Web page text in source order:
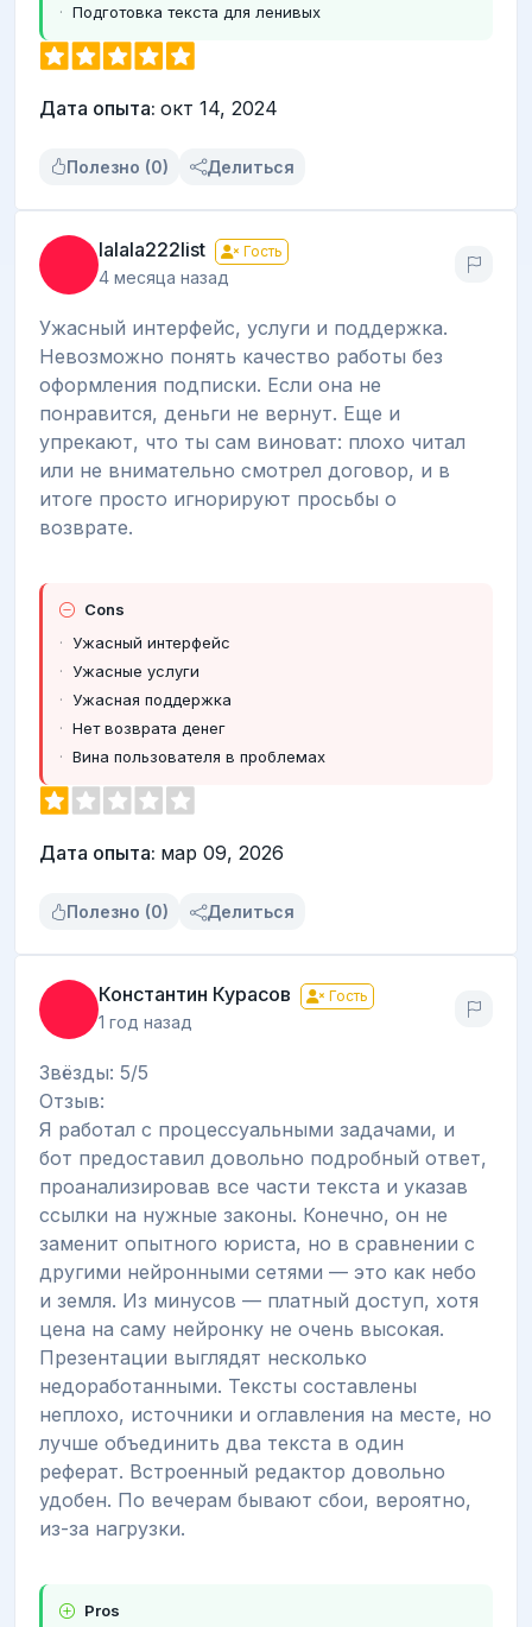
Подготовка текста для ленивых
Дата опыта: окт 14, 2024
Полезно (0) Делиться
lalala222list Гость
4 месяца назад
Ужасный интерфейс, услуги и поддержка.
Невозможно понять качество работы без
оформления подписки. Если она не
понравится, деньги не вернут. Еще и
упрекают, что ты сам виноват: плохо читал
или не внимательно смотрел договор, и в
итоге просто игнорируют просьбы о
возврате.
Cons
Ужасный интерфейс
Ужасные услуги
Ужасная поддержка
Нет возврата денег
Вина пользователя в проблемах
Дата опыта: мар 09, 2026
Полезно (0) Делиться
Константин Курасов Гость
1 год назад
Звёзды: 5/5
Отзыв:
Я работал с процессуальными задачами, и
бот предоставил довольно подробный ответ,
проанализировав все части текста и указав
ссылки на нужные законы. Конечно, он не
заменит опытного юриста, но в сравнении с
другими нейронными сетями — это как небо
и земля. Из минусов — платный доступ, хотя
цена на саму нейронку не очень высокая.
Презентации выглядят несколько
недоработанными. Тексты составлены
неплохо, источники и оглавления на месте, но
лучше объединить два текста в один
реферат. Встроенный редактор довольно
удобен. По вечерам бывают сбои, вероятно,
из-за нагрузки.
Pros